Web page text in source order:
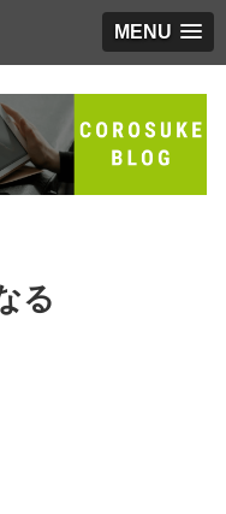
MENU
る